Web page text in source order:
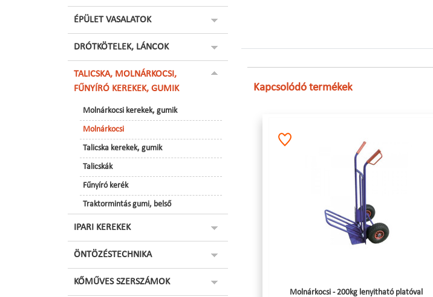
ÉPÜLET VASALATOK
DRÓTKÖTELEK, LÁNCOK
TALICSKA, MOLNÁRKOCSI,
FŰNYÍRÓ KEREKEK, GUMIK
Molnárkocsi kerekek, gumik
Molnárkocsi
Talicska kerekek, gumik
Talicskák
Fűnyíró kerék
Traktormintás gumi, belső
IPARI KEREKEK
ÖNTÖZÉSTECHNIKA
KŐMŰVES SZERSZÁMOK
Kapcsolódó termékek
Molnárkocsi - 200kg lenyitható platóval